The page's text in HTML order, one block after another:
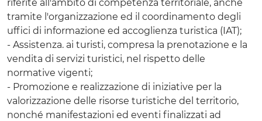
riferite all'ambito di competenza territoriale, anche
tramite l'organizzazione ed il coordinamento degli
uffici di informazione ed accoglienza turistica (IAT);
- Assistenza. ai turisti, compresa la prenotazione e la
vendita di servizi turistici, nel rispetto delle
normative vigenti;
- Promozione e realizzazione di iniziative per la
valorizzazione delle risorse turistiche del territorio,
nonché manifestazioni ed eventi finalizzati ad